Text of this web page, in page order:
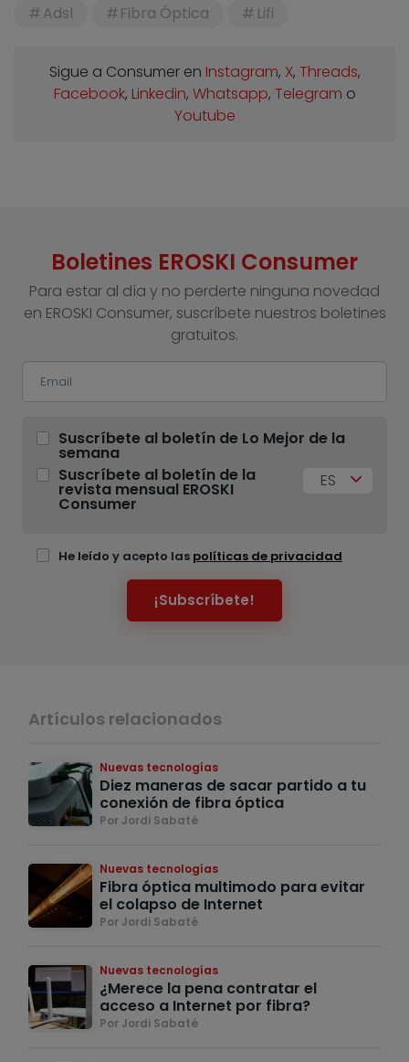
Adsl Fibra Óptica Lifi
Sigue a Consumer en Instagram, X, Threads,
Facebook, Linkedin, Whatsapp, Telegram o
Youtube
Boletines EROSKI Consumer
Para estar al día y no perderte ninguna novedad
en EROSKI Consumer, suscríbete nuestros boletines
gratuitos.
Suscríbete al boletín de Lo Mejor de la
semana
Suscríbete al boletín de la
revista mensual EROSKI
Consumer
ES
He leído y acepto las políticas de privacidad
¡Subscríbete!
Artículos relacionados
Nuevas tecnologías
Diez maneras de sacar partido a tu
conexión de fibra óptica
Por Jordi Sabaté
Nuevas tecnologías
Fibra óptica multimodo para evitar
el colapso de Internet
Por Jordi Sabaté
Nuevas tecnologías
¿Merece la pena contratar el
acceso a Internet por fibra?
Por Jordi Sabaté